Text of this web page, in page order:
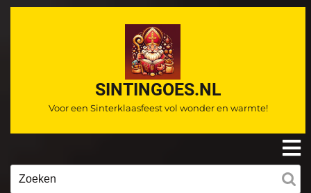
Ga
SINTINGOES.NL
Voor een Sinterklaasfeest vol wonder en warmte!